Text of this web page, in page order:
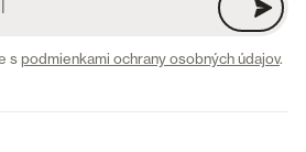
spodmienkami ochrany osobných údajov.